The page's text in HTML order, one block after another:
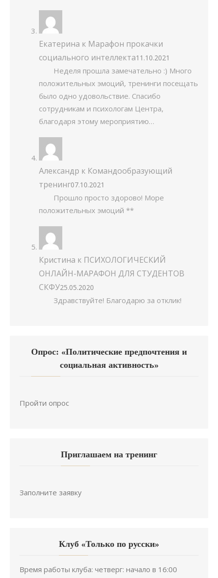
Екатерина к Марафон прокачки
социального интеллекта11.10.2021
Неделя прошла замечательно :) Много
положительных эмоций, тренинги посещать
было одно удовольствие. Спасибо
сотрудникам и психологам Центра,
благодаря этому мероприятию…
Александр к Командообразующий
тренинг07.10.2021
Прошло просто здорово! Море
положительных эмоций **
Кристина к ПСИХОЛОГИЧЕСКИЙ
ОНЛАЙН-МАРАФОН ДЛЯ СТУДЕНТОВ
СКФУ25.05.2020
Здравствуйте! Благодарю за отклик!
Опрос: «Политические предпочтения и
социальная активность»
Пройти опрос
Приглашаем на тренинг
Заполните заявку
Клуб «Только по русски»
Время работы клуба: четверг: начало в 16:00